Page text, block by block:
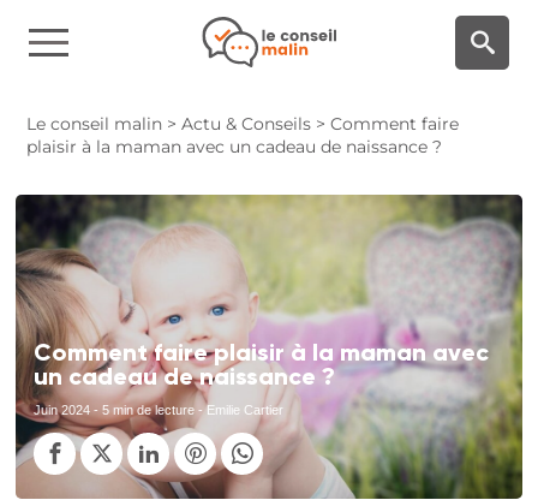
Le conseil malin >Actu & Conseils >Comment faire
plaisir à la maman avec un cadeau de naissance ?
Comment faire plaisir à la maman avec
un cadeau de naissance ?
Juin 2024 - 5 min de lecture - Emilie Cartier